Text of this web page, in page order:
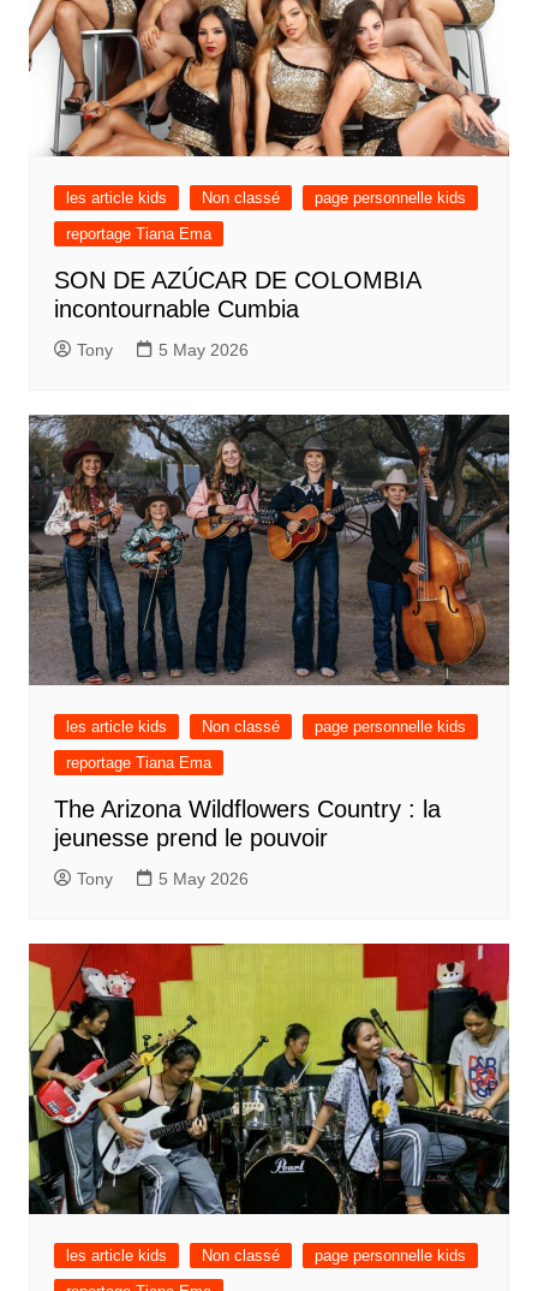
les article kids Non classé
page personnelle kids
reportage Tiana Ema
SON DE AZÚCAR DE COLOMBIA
incontournable Cumbia
Tony 5 May 2026
les article kids Non classé
page personnelle kids
reportage Tiana Ema
The Arizona Wildflowers Country : la
jeunesse prend le pouvoir
Tony 5 May 2026
les article kids Non classé
page personnelle kids